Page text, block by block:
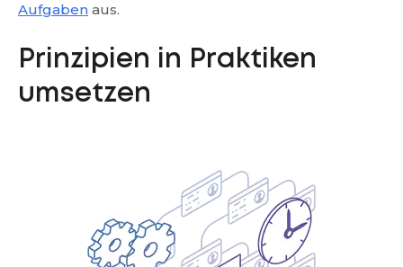
Aufgaben aus.
Prinzipien in Praktiken
umsetzen